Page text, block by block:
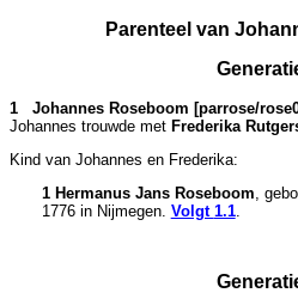
Parenteel van
1 Johannes Roseboom [parrose/
Johannes trouwde met Frederika
Kind van Johannes en Frederika:
1 Hermanus Jans Roseboom,
1776 in Nijmegen. Volgt 1.1.